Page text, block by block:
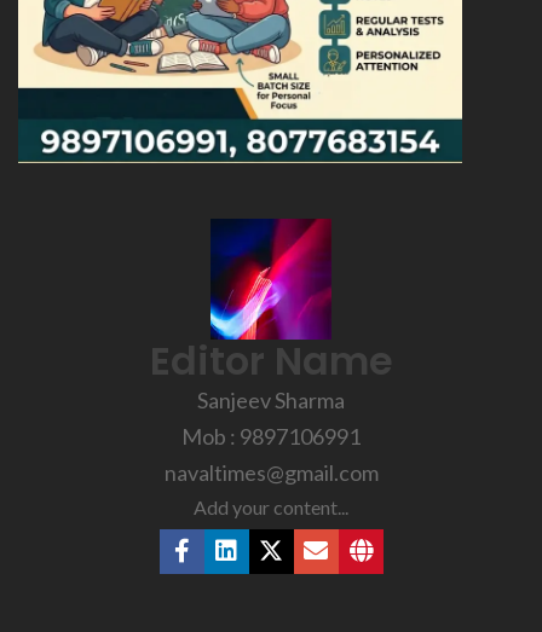
Editor Name
Sanjeev Sharma
Mob : 9897106991
navaltimes@gmail.com
Add your content...